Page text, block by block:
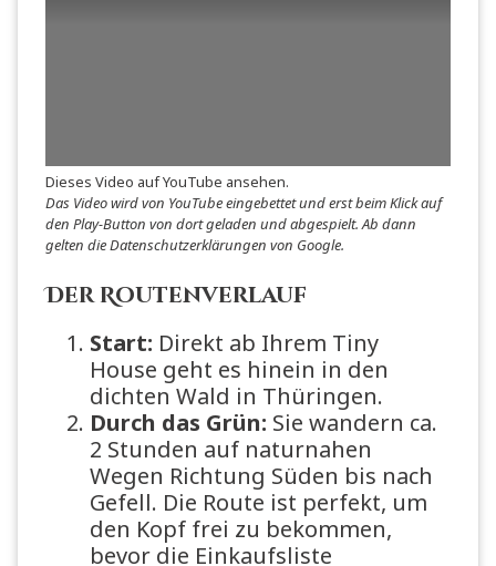
Dieses Video auf YouTube ansehen.
Das Video wird von YouTube eingebettet und erst beim Klick auf
den Play-Button von dort geladen und abgespielt. Ab dann
gelten dieDatenschutzerklärungen von Google.
Der Routenverlauf
Start: Direkt ab Ihrem Tiny
House geht es hinein in den
dichten Wald in Thüringen.
Durch das Grün: Sie wandern ca.
2 Stunden auf naturnahen
Wegen Richtung Süden bis nach
Gefell. Die Route ist perfekt, um
den Kopf frei zu bekommen,
bevor die Einkaufsliste